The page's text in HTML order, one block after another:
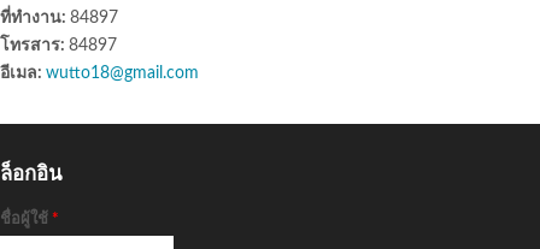
ที่ทำงาน: 84897
โทรสาร: 84897
อีเมล: wutto18@gmail.com
ล็อกอิน
ชื่อผู้ใช้ *